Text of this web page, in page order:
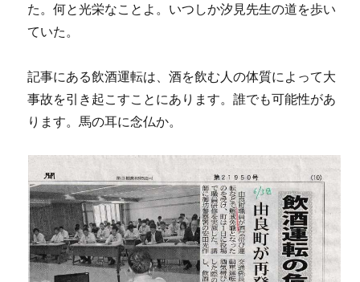
た。何と光栄なことよ。いつしか汐見先生の道を歩い
ていた。
記事にある飲酒運転は、酒を飲む人の体質によって大
事故を引き起こすことにあります。誰でも可能性があ
ります。馬の耳に念仏か。